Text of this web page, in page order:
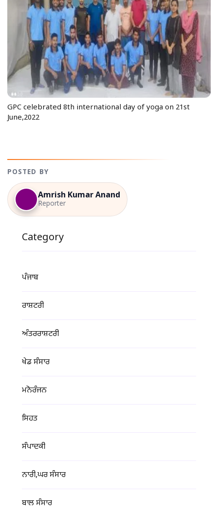
GPC celebrated 8th international day of yoga on 21st
June,2022
POSTED BY
Amrish Kumar Anand
Reporter
Category
ਪੰਜਾਬ
ਰਾਸ਼ਟਰੀ
ਅੰਤਰਰਾਸ਼ਟਰੀ
ਖੇਡ ਸੰਸਾਰ
ਮਨੋਰੰਜਨ
ਸਿਹਤ
ਸੰਪਾਦਕੀ
ਨਾਰੀ,ਘਰ ਸੰਸਾਰ
ਬਾਲ ਸੰਸਾਰ